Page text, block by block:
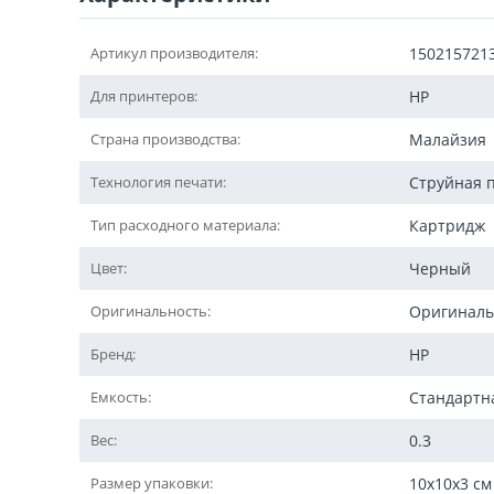
Артикул производителя:
Для принтеров: HP
Страна производства: Малайзия
Технология печати: Струйная
Тип расходного материала: Картридж
Цвет: Черный
Оригинальность:
Бренд: HP
Емкость:
Вес: 0.3
Размер упаковки: 10x10x3 см